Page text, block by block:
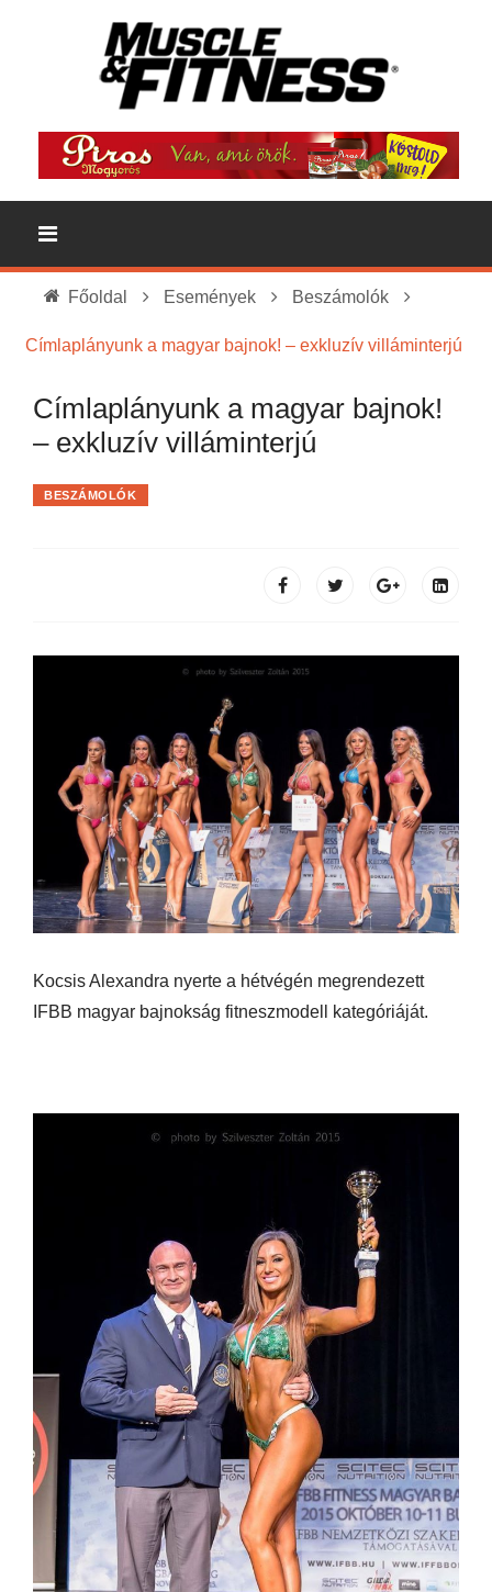
Főoldal Események Beszámolók
Címlaplányunk a magyar bajnok! – exkluzív villáminterjú
Címlaplányunk a magyar bajnok!
– exkluzív villáminterjú
BESZÁMOLÓK
Kocsis Alexandra nyerte a hétvégén megrendezett
IFBB magyar bajnokság fitneszmodell kategóriáját.